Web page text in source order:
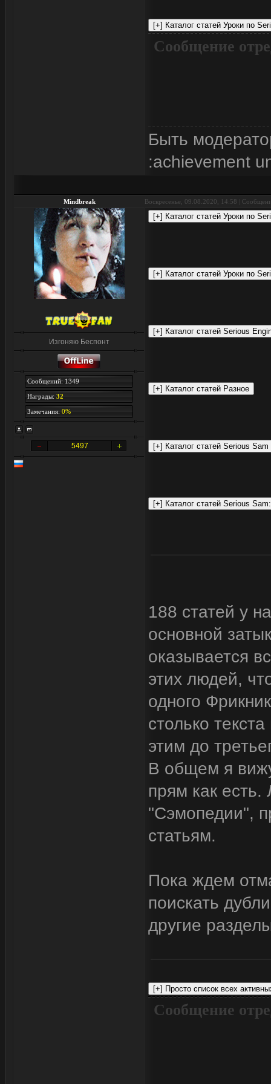
Сообщение
Быть
:achievement
Mindbreak Воскресенье, 09.08.2020, 14:58 |
Изгоняю Беспонт
Сообщений: 1349
Награды: 32
Замечания: 0%
5497
188 статей у
основной
оказывается
этих людей,
одного
столько
этим до
В общем я
прям как
"Сэмопедии",
статьям.
Пока ждем
поискать
другие
Сообщение